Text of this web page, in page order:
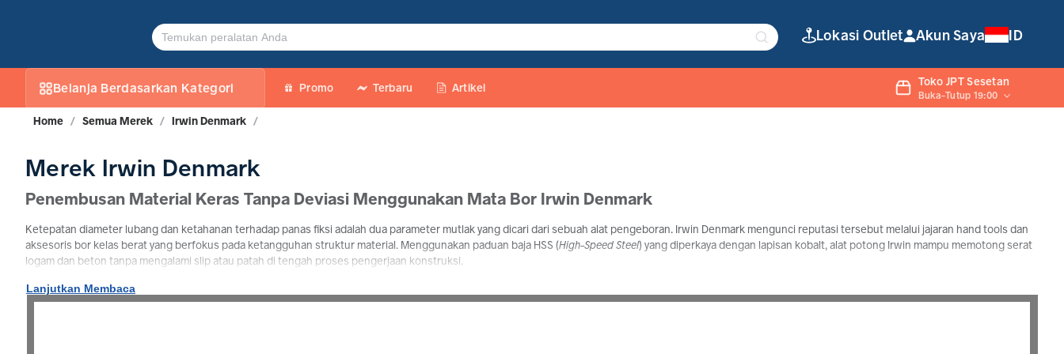
Lokasi Outlet Akun Saya ID
Belanja Berdasarkan Kategori Promo Terbaru Artikel Toko JPT Sesetan
Buka-Tutup 19:00
Home / Semua Merek / Irwin Denmark /
Merek Irwin Denmark
Penembusan Material Keras Tanpa Deviasi Menggunakan Mata Bor Irwin Denmark
Ketepatan diameter lubang dan ketahanan terhadap panas fiksi adalah dua parameter mutlak yang dicari dari sebuah alat pengeboran. Irwin Denmark mengunci reputasi tersebut melalui jajaran hand tools dan
aksesoris bor kelas berat yang berfokus pada ketangguhan struktur material. Menggunakan paduan baja HSS (High-Speed Steel) yang diperkaya dengan lapisan kobalt, alat potong Irwin mampu memotong serat
logam dan beton tanpa mengalami slip atau patah di tengah proses pengerjaan konstruksi.
Akurasi Milimeter: Jajaran Mata Bor Besi dan Bor Beton Heavy-Duty Irwin
Lanjutkan Membaca